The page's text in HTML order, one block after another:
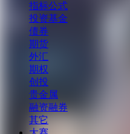
指标公式
投资基金
债券
期货
外汇
期权
创投
贵金属
融资融券
其它